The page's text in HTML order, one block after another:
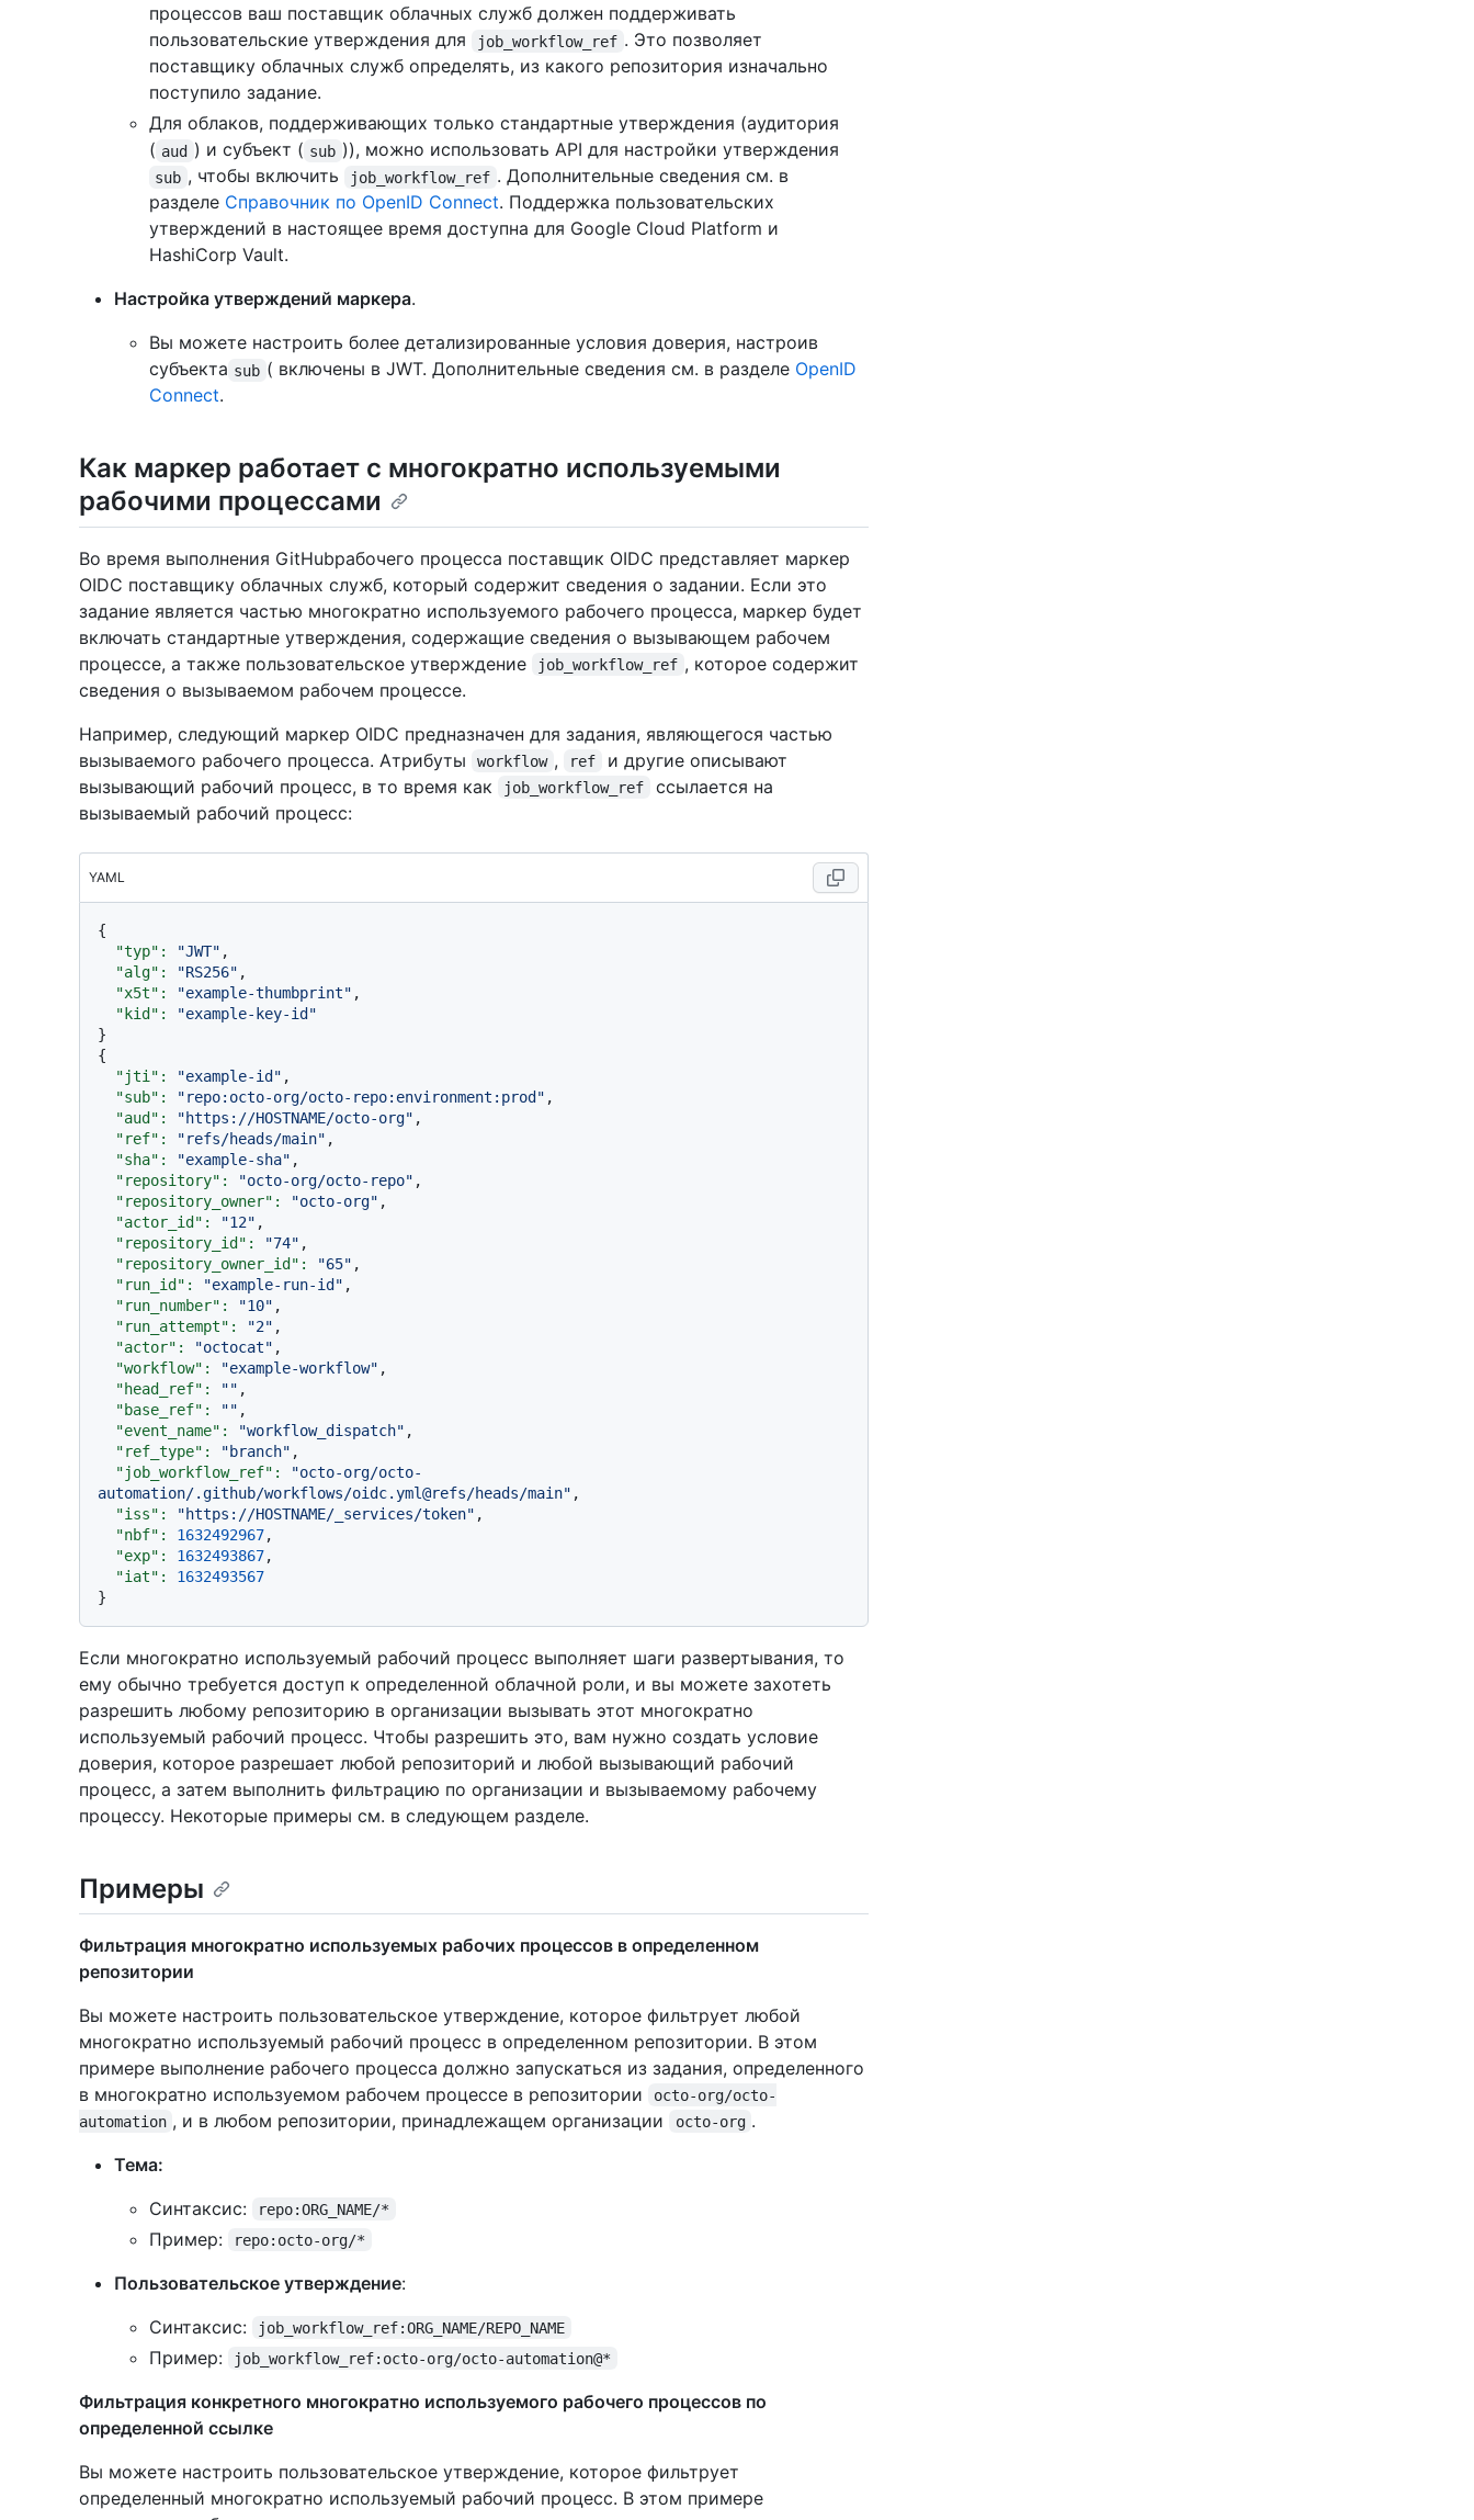
процессов ваш поставщик облачных служб должен поддерживать
пользовательские утверждения для
job_workflow_ref . Это позволяет
поставщику облачных служб определять, из какого репозитория изначально
поступило задание.
Для облаков, поддерживающих только стандартные утверждения (аудитория
( aud ) и субъект ( sub )), можно использовать API для настройки утверждения
sub , чтобы включить job_workflow_ref . Дополнительные сведения см. в
разделе Справочник по OpenID Connect. Поддержка пользовательских
утверждений в настоящее время доступна для Google Cloud Platform и
HashiCorp Vault.
Настройка утверждений маркера.
Вы можете настроить более детализированные условия доверия, настроив
субъекта sub ( включены в JWT. Дополнительные сведения см. в разделе OpenID
Connect.
Как маркер работает с многократно используемыми
рабочими процессами
Во время выполнения GitHubрабочего процесса поставщик OIDC представляет маркер
OIDC поставщику облачных служб, который содержит сведения о задании. Если это
задание является частью многократно используемого рабочего процесса, маркер будет
включать стандартные утверждения, содержащие сведения о вызывающем рабочем
процессе, а также пользовательское утверждение
job_workflow_ref , которое содержит
сведения о вызываемом рабочем процессе.
Например, следующий маркер OIDC предназначен для задания, являющегося частью
вызываемого рабочего процесса. Атрибуты
workflow , ref
и другие описывают
вызывающий рабочий процесс, в то время как
job_workflow_ref
ссылается на
вызываемый рабочий процесс:
YAML
{
"typ":
"JWT" ,
"alg":
"RS256" ,
"x5t":
"example-thumbprint" ,
"kid":
"example-key-id"
}
{
"jti":
"example-id" ,
"sub":
"repo:octo-org/octo-repo:environment:prod" ,
"aud":
"https://HOSTNAME/octo-org" ,
"ref":
"refs/heads/main" ,
"sha":
"example-sha" ,
"repository":
"octo-org/octo-repo" ,
"repository_owner":
"octo-org" ,
"actor_id":
"12" ,
"repository_id":
"74" ,
"repository_owner_id":
"65" ,
"run_id":
"example-run-id" ,
"run_number":
"10" ,
"run_attempt":
"2" ,
"actor":
"octocat" ,
"workflow":
"example-workflow" ,
"head_ref":
"" ,
"base_ref":
"" ,
"event_name":
"workflow_dispatch" ,
"ref_type":
"branch" ,
"job_workflow_ref":
"octo-org/octo-
automation/.github/workflows/oidc.yml@refs/heads/main" ,
"iss":
"https://HOSTNAME/_services/token" ,
"nbf":
1632492967,
"exp":
1632493867,
"iat":
1632493567
Если многократно используемый рабочий процесс выполняет шаги развертывания, то
ему обычно требуется доступ к определенной облачной роли, и вы можете захотеть
разрешить любому репозиторию в организации вызывать этот многократно
используемый рабочий процесс. Чтобы разрешить это, вам нужно создать условие
доверия, которое разрешает любой репозиторий и любой вызывающий рабочий
процесс, а затем выполнить фильтрацию по организации и вызываемому рабочему
процессу. Некоторые примеры см. в следующем разделе.
Примеры
Фильтрация многократно используемых рабочих процессов в определенном
репозитории
Вы можете настроить пользовательское утверждение, которое фильтрует любой
многократно используемый рабочий процесс в определенном репозитории. В этом
примере выполнение рабочего процесса должно запускаться из задания, определенного
в многократно используемом рабочем процессе в репозитории
octo-org/octo-
automation , и в любом репозитории, принадлежащем организации octo-org .
Тема:
Синтаксис:
repo:ORG_NAME/*
Пример: repo:octo-org/*
Пользовательское утверждение:
Синтаксис:
job_workflow_ref:ORG_NAME/REPO_NAME
Пример: job_workflow_ref:octo-org/octo-automation@*
Фильтрация конкретного многократно используемого рабочего процессов по
определенной ссылке
Вы можете настроить пользовательское утверждение, которое фильтрует
определенный многократно используемый рабочий процесс. В этом примере